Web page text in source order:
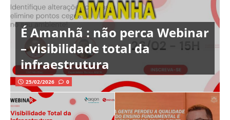
É Amanhã : não perca Webinar
– visibilidade total da
infraestrutura
25/02/2026 0